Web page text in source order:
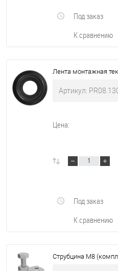
К сравнению
Под заказ
Лента монтажная
Артикул:
Цена:
К сравнению
Под заказ
Струбцина М8